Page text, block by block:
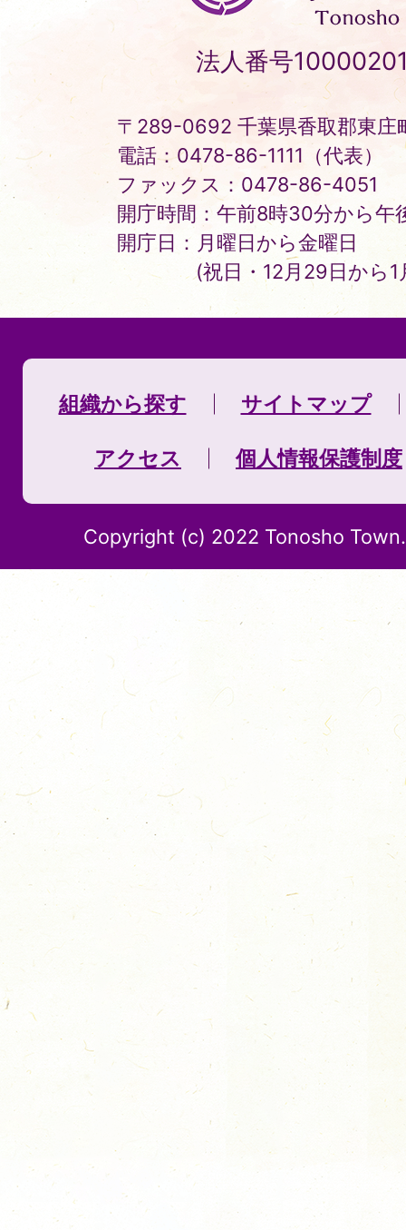
町
Tonosho
Town
法人番号
〒289-0692 千葉県香取郡東庄
電話：0478-86-1111（代表）
ファックス：0478-86-4051
開庁時間：午前8時30分から午
開庁日：月曜日から金曜日
(祝日・12月29日から
組織から探す サイトマップ
アクセス 個人情報保護制度
Copyright (c) 2022 Tonosho